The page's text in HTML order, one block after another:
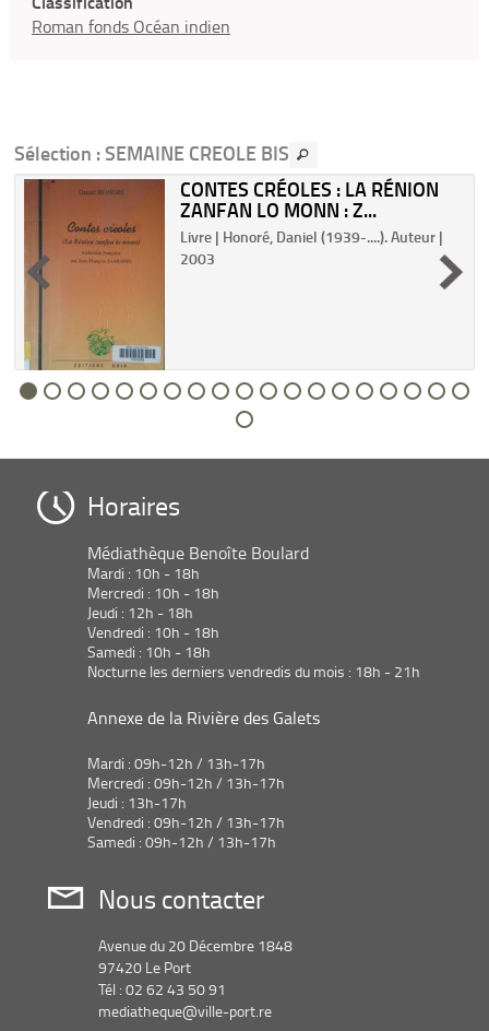
Roman fonds Océan indien
Sélection : SEMAINE CREOLE BIS
CONTES CRÉOLES : LA RÉNION
ZANFAN LO MONN : Z...
Livre | Honoré, Daniel (1939-....). Auteur |
2003
Horaires
Médiathèque Benoîte Boulard
Mardi : 10h - 18h
Mercredi : 10h - 18h
Jeudi : 12h - 18h
Vendredi : 10h - 18h
Samedi : 10h - 18h
Nocturne les derniers vendredis du mois : 18h - 21h
Annexe de la Rivière des Galets
Mardi : 09h-12h / 13h-17h
Mercredi : 09h-12h / 13h-17h
Jeudi : 13h-17h
Vendredi : 09h-12h / 13h-17h
Samedi : 09h-12h / 13h-17h
Nous contacter
Avenue du 20 Décembre 1848
97420 Le Port
Tél : 02 62 43 50 91
mediatheque@ville-port.re